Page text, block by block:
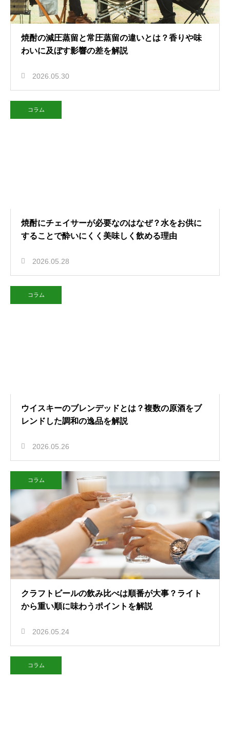
焼酎の減圧蒸留と常圧蒸留の違いとは？香りや味
わいに及ぼす影響の差を解説
2026.05.30
コラム
焼酎にチェイサーが必要なのはなぜ？水をお供に
することで酔いにくく美味しく飲める理由
2026.05.28
コラム
ウイスキーのブレンデッドとは？複数の原酒をブ
レンドした調和の逸品を解説
2026.05.26
コラム
クラフトビールの飲み比べは順番が大事？ライト
から重い順に味わうポイントを解説
2026.05.24
コラム